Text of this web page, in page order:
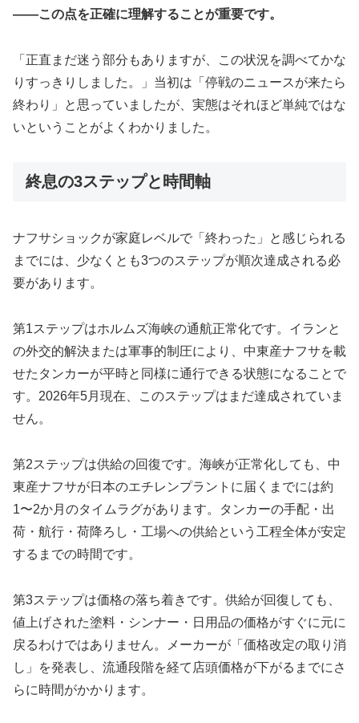
——この点を正確に理解することが重要です。
「正直まだ迷う部分もありますが、この状況を調べてかな
りすっきりしました。」当初は「停戦のニュースが来たら
終わり」と思っていましたが、実態はそれほど単純ではな
いということがよくわかりました。
終息の3ステップと時間軸
ナフサショックが家庭レベルで「終わった」と感じられる
までには、少なくとも3つのステップが順次達成される必
要があります。
第1ステップはホルムズ海峡の通航正常化です。イランと
の外交的解決または軍事的制圧により、中東産ナフサを載
せたタンカーが平時と同様に通行できる状態になることで
す。2026年5月現在、このステップはまだ達成されていま
せん。
第2ステップは供給の回復です。海峡が正常化しても、中
東産ナフサが日本のエチレンプラントに届くまでには約
1〜2か月のタイムラグがあります。タンカーの手配・出
荷・航行・荷降ろし・工場への供給という工程全体が安定
するまでの時間です。
第3ステップは価格の落ち着きです。供給が回復しても、
値上げされた塗料・シンナー・日用品の価格がすぐに元に
戻るわけではありません。メーカーが「価格改定の取り消
し」を発表し、流通段階を経て店頭価格が下がるまでにさ
らに時間がかかります。